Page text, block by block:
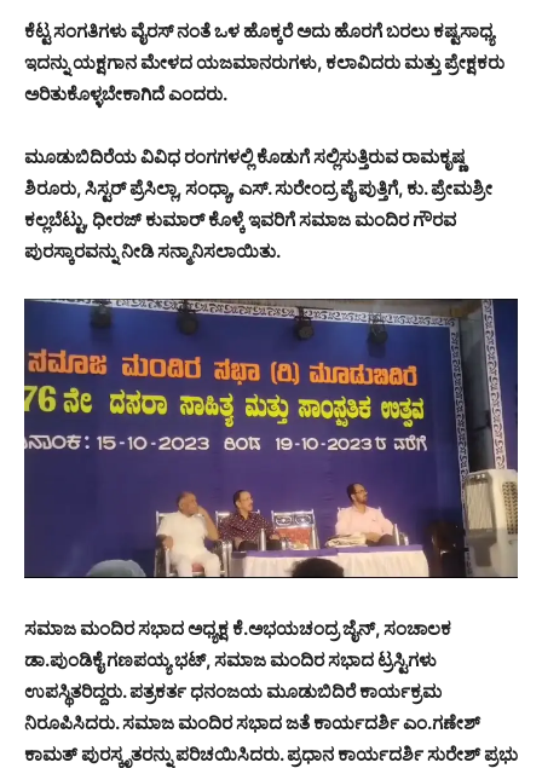
ಕೆಟ್ಟ ಸಂಗತಿಗಳು ವೈರಸ್ ನಂತೆ ಒಳ ಹೊಕ್ಕರೆ ಅದು ಹೊರಗೆ ಬರಲು ಕಷ್ಟಸಾಧ್ಯ
ಇದನ್ನು ಯಕ್ಷಗಾನ ಮೇಳದ ಯಜಮಾನರುಗಳು, ಕಲಾವಿದರು ಮತ್ತು ಪ್ರೇಕ್ಷಕರು
ಅರಿತುಕೊಳ್ಳಬೇಕಾಗಿದೆ ಎಂದರು.
ಮೂಡುಬಿದಿರೆಯ ವಿವಿಧ ರಂಗಗಳಲ್ಲಿ ಕೊಡುಗೆ ಸಲ್ಲಿಸುತ್ತಿರುವ ರಾಮಕೃಷ್ಣ
ಶಿರೂರು, ಸಿಸ್ಟರ್ ಪ್ರೆಸಿಲ್ಲಾ, ಸಂಧ್ಯಾ, ಎಸ್. ಸುರೇಂದ್ರ ಪೈ ಪುತ್ತಿಗೆ, ಕು. ಪ್ರೇಮಶ್ರೀ
ಕಲ್ಲಬೆಟ್ಟು, ಧೀರಜ್ ಕುಮಾರ್ ಕೊಳ್ಕೆ ಇವರಿಗೆ ಸಮಾಜ ಮಂದಿರ ಗೌರವ
ಪುರಸ್ಕಾರವನ್ನು ನೀಡಿ ಸನ್ಮಾನಿಸಲಾಯಿತು.
ಸಮಾಜ ಮಂದಿರ ಸಭಾದ ಅಧ್ಯಕ್ಷ ಕೆ.ಅಭಯಚಂದ್ರ ಜೈನ್, ಸಂಚಾಲಕ
ಡಾ.ಪುಂಡಿಕೈ ಗಣಪಯ್ಯ ಭಟ್, ಸಮಾಜ ಮಂದಿರ ಸಭಾದ ಟ್ರಸ್ಟಿಗಳು
ಉಪಸ್ಥಿತರಿದ್ದರು. ಪತ್ರಕರ್ತ ಧನಂಜಯ ಮೂಡುಬಿದಿರೆ ಕಾರ್ಯಕ್ರಮ
ನಿರೂಪಿಸಿದರು. ಸಮಾಜ ಮಂದಿರ ಸಭಾದ ಜತೆ ಕಾರ್ಯದರ್ಶಿ ಎಂ.ಗಣೇಶ್
ಕಾಮತ್ ಪುರಸ್ಕೃತರನ್ನು ಪರಿಚಯಿಸಿದರು. ಪ್ರಧಾನ ಕಾರ್ಯದರ್ಶಿ ಸುರೇಶ್ ಪ್ರಭು